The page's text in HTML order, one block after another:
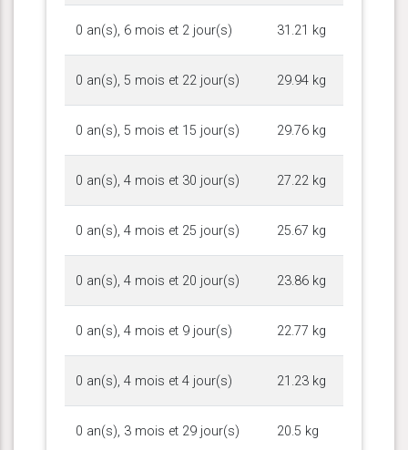
0 an(s), 6 mois et 2 jour(s) 31.21 kg
0 an(s), 5 mois et 22 jour(s) 29.94 kg
0 an(s), 5 mois et 15 jour(s) 29.76 kg
0 an(s), 4 mois et 30 jour(s) 27.22 kg
0 an(s), 4 mois et 25 jour(s) 25.67 kg
0 an(s), 4 mois et 20 jour(s) 23.86 kg
0 an(s), 4 mois et 9 jour(s) 22.77 kg
0 an(s), 4 mois et 4 jour(s) 21.23 kg
0 an(s), 3 mois et 29 jour(s) 20.5 kg